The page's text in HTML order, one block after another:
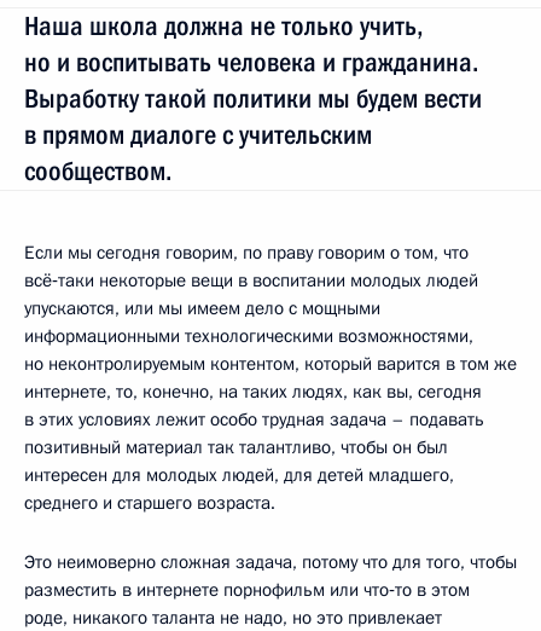
Наша школа должна не только учить,
но и воспитывать человека и гражданина.
Выработку такой политики мы будем вести
в прямом диалоге с учительским
сообществом.
Если мы сегодня говорим, по праву говорим о том, что
всё‑таки некоторые вещи в воспитании молодых людей
упускаются, или мы имеем дело с мощными
информационными технологическими возможностями,
но неконтролируемым контентом, который варится в том же
интернете, то, конечно, на таких людях, как вы, сегодня
в этих условиях лежит особо трудная задача – подавать
позитивный материал так талантливо, чтобы он был
интересен для молодых людей, для детей младшего,
среднего и старшего возраста.
Это неимоверно сложная задача, потому что для того, чтобы
разместить в интернете порнофильм или что‑то в этом
роде, никакого таланта не надо, но это привлекает